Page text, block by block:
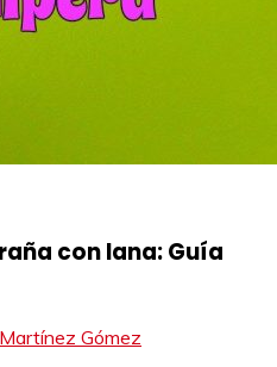
con lana: Guía
Gómez